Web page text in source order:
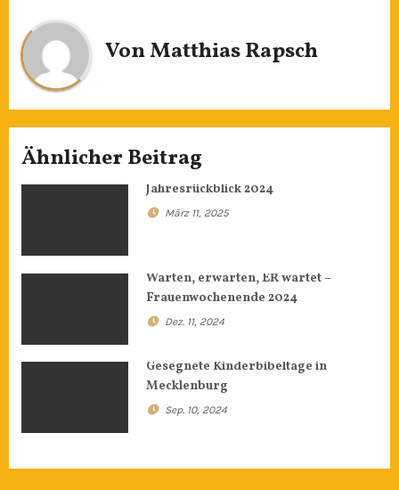
VonMatthias Rapsch
Ähnlicher Beitrag
Jahresrückblick 2024
März 11, 2025
Warten, erwarten, ER wartet –
Frauenwochenende 2024
Dez. 11, 2024
Gesegnete Kinderbibeltage in
Mecklenburg
Sep. 10, 2024